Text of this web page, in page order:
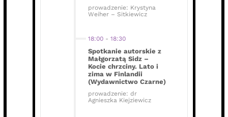
prowadzenie: Krystyna
Weiher – Sitkiewicz
18:00 - 18:30
Spotkanie autorskie z
Małgorzatą Sidz –
Kocie chrzciny. Lato i
zima w Finlandii
(Wydawnictwo Czarne)
prowadzenie: dr
Agnieszka Kiejziewicz